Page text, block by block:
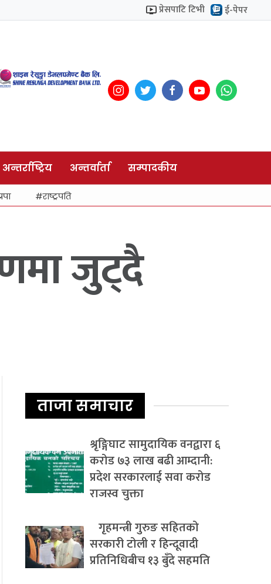
प्रेसपाटि टिभी ई-पेपर
अन्तर्राष्ट्रिय अन्तर्वार्ता सम्पादकीय
राष्ट्रपति
जुट्दै
ताजा समाचार
श्रृङ्गिघाट सामुदायिक वनद्वारा ६
करोड ७३ लाख बढी आम्दानी:
प्रदेश सरकारलाई सवा करोड
राजस्व चुक्ता
गृहमन्त्री गुरुङ सहितको
सरकारी टोली र हिन्दूवादी
प्रतिनिधिबीच १३ बुँदे सहमति